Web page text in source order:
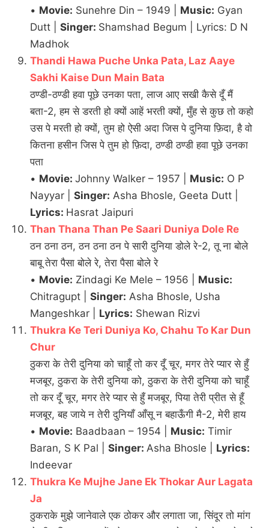
• Movie: Sunehre Din – 1949 | Music: Gyan
Dutt | Singer: Shamshad Begum | Lyrics: D N
Madhok
Thandi Hawa Puche Unka Pata, Laz Aaye
Sakhi Kaise Dun Main Bata
ठण्डी-ठण्डी हवा पूछे उनका पता, लाज आए सखी कैसे दूँ मैं
बता-2, हम से डरती हो क्यों आहें भरती क्यों, मुँह से कुछ तो कहो
उस पे मरती हो क्यों, तुम हो ऐसी अदा जिस पे दुनिया फ़िदा, है वो
कितना हसीन जिस पे तुम हो फ़िदा, ठण्डी ठण्डी हवा पूछे उनका
पता
• Movie: Johnny Walker – 1957 | Music: O P
Nayyar | Singer: Asha Bhosle, Geeta Dutt |
Lyrics: Hasrat Jaipuri
Than Thana Than Pe Saari Duniya Dole Re
ठन ठना ठन, ठन ठना ठन पे सारी दुनिया डोले रे-2, तू ना बोले
बाबू तेरा पैसा बोले रे, तेरा पैसा बोले रे
• Movie: Zindagi Ke Mele – 1956 | Music:
Chitragupt | Singer: Asha Bhosle, Usha
Mangeshkar | Lyrics: Shewan Rizvi
Thukra Ke Teri Duniya Ko, Chahu To Kar Dun
Chur
ठुकरा के तेरी दुनिया को चाहूँ तो कर दूँ चूर, मगर तेरे प्यार से हुँ
मजबूर, ठुकरा के तेरी दुनिया को, ठुकरा के तेरी दुनिया को चाहूँ
तो कर दूँ चूर, मगर तेरे प्यार से हुँ मजबूर, पिया तेरी प्रीत से हूँ
मजबूर, बह जाये न तेरी दुनियाँ आँसू न बहाऊँगी मै-2, मेरी हाय
• Movie: Baadbaan – 1954 | Music: Timir
Baran, S K Pal | Singer: Asha Bhosle | Lyrics:
Indeevar
Thukra Ke Mujhe Jane Ek Thokar Aur Lagata
Ja
ठुकराके मुझे जानेवाले एक ठोकर और लगाता जा, सिंदूर तो मांग